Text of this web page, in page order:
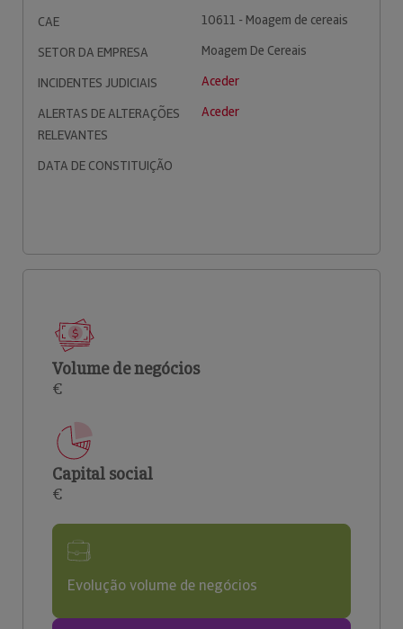
CAE
10611 - Moagem de cereais
SETOR DA EMPRESA
Moagem De Cereais
INCIDENTES JUDICIAIS
Aceder
ALERTAS DE ALTERAÇÕES
RELEVANTES
Aceder
DATA DE CONSTITUIÇÃO
Volume de negócios
€
Capital social
€
Evolução volume de negócios